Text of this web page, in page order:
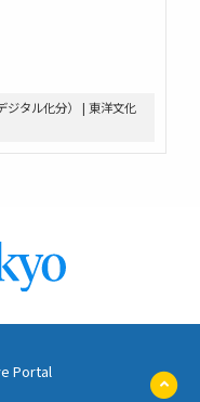
ジタル化分） | 東洋文化
Portal
ペ